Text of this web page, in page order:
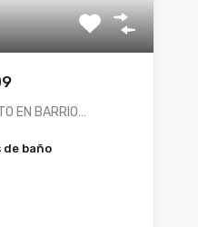
EN BARRIO…
de baño